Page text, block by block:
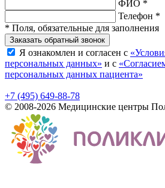
ФИО *
Телефон *
* Поля, обязательные для заполнения
Заказать обратный звонок
Я ознакомлен и согласен с
персональных данных» и с
персональных данных пациента»
+7 (495) 649-88-78
© 2008-2026 Медицинские центры